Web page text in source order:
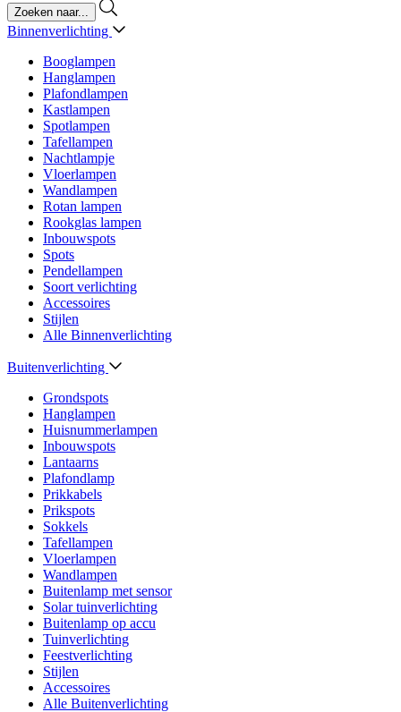
Binnenverlichting
Booglampen
Hanglampen
Plafondlampen
Kastlampen
Spotlampen
Tafellampen
Nachtlampje
Vloerlampen
Wandlampen
Rotan lampen
Rookglas lampen
Inbouwspots
Spots
Pendellampen
Soort verlichting
Accessoires
Stijlen
Alle Binnenverlichting
Buitenverlichting
Grondspots
Hanglampen
Huisnummerlampen
Inbouwspots
Lantaarns
Plafondlamp
Prikkabels
Prikspots
Sokkels
Tafellampen
Vloerlampen
Wandlampen
Buitenlamp met sensor
Solar tuinverlichting
Buitenlamp op accu
Tuinverlichting
Feestverlichting
Stijlen
Accessoires
Alle Buitenverlichting